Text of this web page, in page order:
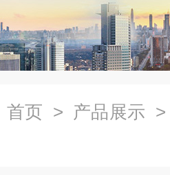
首页 > 产品展示